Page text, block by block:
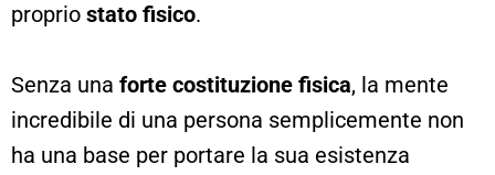
proprio stato fisico.
Senza una forte costituzione fisica, la mente
incredibile di una persona semplicemente non
ha una base per portare la sua esistenza